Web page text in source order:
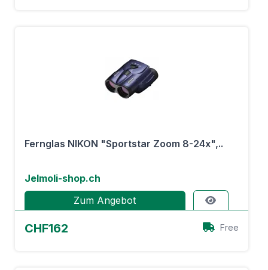
Fernglas NIKON "Sportstar Zoom 8-24x",..
Jelmoli-shop.ch
Zum Angebot
CHF162 Free